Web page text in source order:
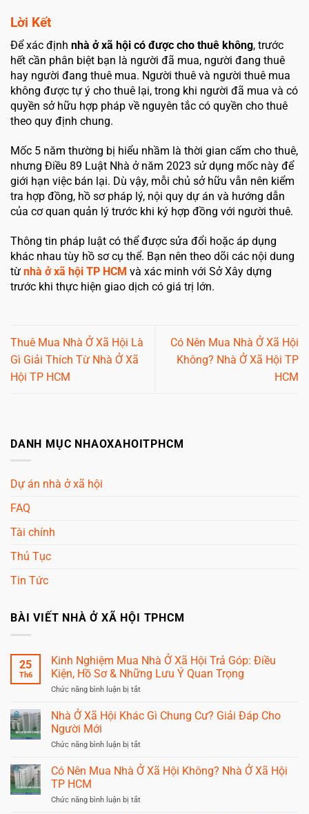
Lời Kết
Để xác định nhà ở xã hội có được cho thuê không, trước
hết cần phân biệt bạn là người đã mua, người đang thuê
hay người đang thuê mua. Người thuê và người thuê mua
không được tự ý cho thuê lại, trong khi người đã mua và có
quyền sở hữu hợp pháp về nguyên tắc có quyền cho thuê
theo quy định chung.
Mốc 5 năm thường bị hiểu nhầm là thời gian cấm cho thuê,
nhưng Điều 89 Luật Nhà ở năm 2023 sử dụng mốc này để
giới hạn việc bán lại. Dù vậy, mỗi chủ sở hữu vẫn nên kiểm
tra hợp đồng, hồ sơ pháp lý, nội quy dự án và hướng dẫn
của cơ quan quản lý trước khi ký hợp đồng với người thuê.
Thông tin pháp luật có thể được sửa đổi hoặc áp dụng
khác nhau tùy hồ sơ cụ thể. Bạn nên theo dõi các nội dung
từ nhà ở xã hội TP HCM và xác minh với Sở Xây dựng
trước khi thực hiện giao dịch có giá trị lớn.
Thuê Mua Nhà Ở Xã Hội Là
Gì Giải Thích Từ Nhà Ở Xã
Hội TP HCM
Có Nên Mua Nhà Ở Xã Hội
Không? Nhà Ở Xã Hội TP
HCM
DANH MỤC NHAOXAHOITPHCM
Dự án nhà ở xã hội
FAQ
Tài chính
Thủ Tục
Tin Tức
BÀI VIẾT NHÀ Ở XÃ HỘI TPHCM
25
Th6
Kinh Nghiệm Mua Nhà Ở Xã Hội Trả Góp: Điều
Kiện, Hồ Sơ & Những Lưu Ý Quan Trọng
Chức năng bình luận bị tắtở
Nghiệm
Mua
Trả
Kiện,
Nhà Ở Xã Hội Khác Gì Chung Cư? Giải Đáp Cho
Người Mới
Chức năng bình luận bị tắtở
Ở
Xã
Có Nên Mua Nhà Ở Xã Hội Không? Nhà Ở Xã Hội
TP HCM
Chức năng bình luận bị tắtở